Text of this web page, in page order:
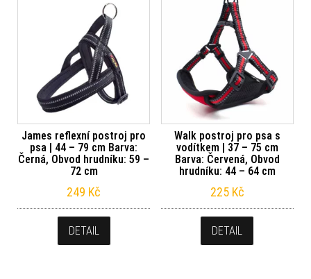
James reflexní postroj pro
psa | 44 – 79 cm Barva:
Černá, Obvod hrudníku: 59 –
72 cm
249 Kč
DETAIL
Walk postroj pro psa s
vodítkem | 37 – 75 cm
Barva: Červená, Obvod
hrudníku: 44 – 64 cm
225 Kč
DETAIL